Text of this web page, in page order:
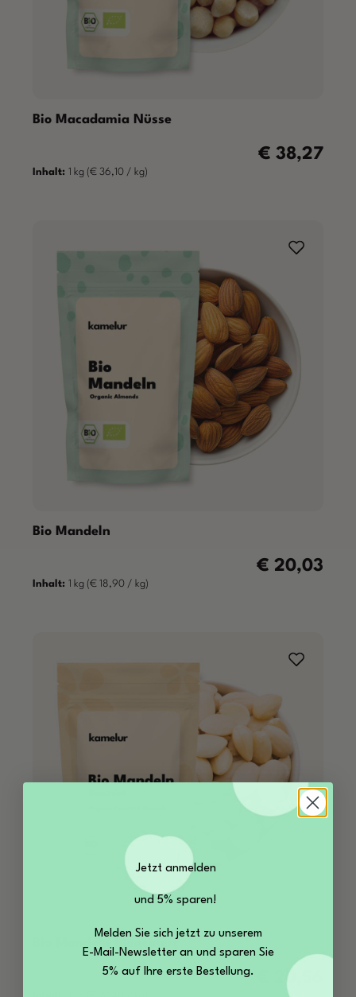
Bio Macadamia Nüsse
Regulärer Preis:
€ 38,27
Inhalt: 1 kg (€ 36,10 / kg)
Bio Mandeln
Regulärer Preis:
€ 20,03
Inhalt: 1 kg (€ 18,90 / kg)
Bio Mandeln blanchiert
Regulärer Preis:
€ 20,56
Jetzt anmelden
und 5% sparen!
Melden Sie sich jetzt zu unserem
E-Mail-Newsletter an und sparen Sie
5% auf Ihre erste Bestellung.